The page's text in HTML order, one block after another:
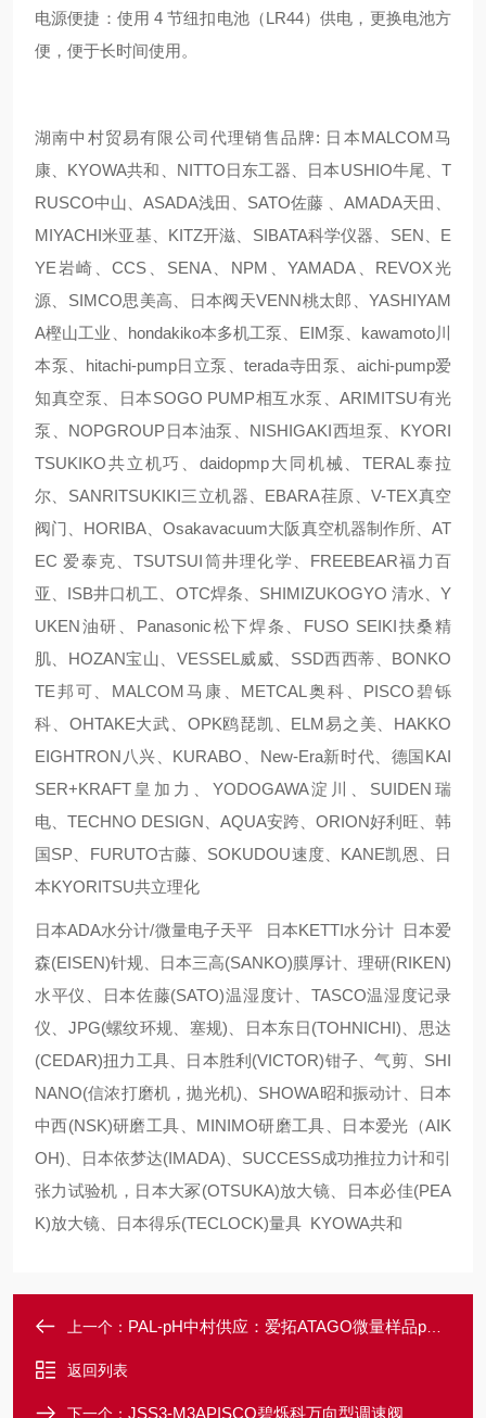
电源便捷：使用 4 节纽扣电池（LR44）供电，更换电池方
便，便于长时间使用。
湖南中村贸易有限公司代理销售品牌: 日本MALCOM马
康、KYOWA共和、NITTO日东工器、日本USHIO牛尾、T
RUSCO中山、ASADA浅田、SATO佐藤 、AMADA天田、
MIYACHI米亚基、KITZ开滋、SIBATA科学仪器、SEN、E
YE岩崎、CCS、SENA、NPM、YAMADA、REVOX光
源、SIMCO思美高、日本阀天VENN桃太郎、YASHIYAM
A樫山工业、hondakiko本多机工泵、EIM泵、kawamoto川
本泵、hitachi-pump日立泵、terada寺田泵、aichi-pump爱
知真空泵、日本SOGO PUMP相互水泵、ARIMITSU有光
泵、NOPGROUP日本油泵、NISHIGAKI西坦泵、KYORI
TSUKIKO共立机巧、daidopmp大同机械、TERAL泰拉
尔、SANRITSUKIKI三立机器、EBARA荏原、V-TEX真空
阀门、HORIBA、Osakavacuum大阪真空机器制作所、AT
EC 爱泰克、TSUTSUI筒井理化学、FREEBEAR福力百
亚、ISB井口机工、OTC焊条、SHIMIZUKOGYO 清水、Y
UKEN油研、Panasonic松下焊条、FUSO SEIKI扶桑精
肌、HOZAN宝山、VESSEL威威、SSD西西蒂、BONKO
TE邦可、MALCOM马康、METCAL奥科、PISCO碧铄
科、OHTAKE大武、OPK鸥琵凯、ELM易之美、HAKKO
EIGHTRON八兴、KURABO、New-Era新时代、德国KAI
SER+KRAFT皇加力、YODOGAWA淀川、SUIDEN瑞
电、TECHNO DESIGN、AQUA安跨、ORION好利旺、韩
国SP、FURUTO古藤、SOKUDOU速度、KANE凯恩、日
本KYORITSU共立理化
日本ADA水分计/微量电子天平 日本KETTI水分计 日本爱
森(EISEN)针规、日本三高(SANKO)膜厚计、理研(RIKEN)
水平仪、日本佐藤(SATO)温湿度计、TASCO温湿度记录
仪、JPG(螺纹环规、塞规)、日本东日(TOHNICHI)、思达
(CEDAR)扭力工具、日本胜利(VICTOR)钳子、气剪、SHI
NANO(信浓打磨机，抛光机)、SHOWA昭和振动计、日本
中西(NSK)研磨工具、MINIMO研磨工具、日本爱光（AIK
OH)、日本依梦达(IMADA)、SUCCESS成功推拉力计和引
张力试验机，日本大冢(OTSUKA)放大镜、日本必佳(PEA
K)放大镜、日本得乐(TECLOCK)量具 KYOWA共和
上一个： PAL-pH中村供应：爱拓ATAGO微量样品pH计
返回列表
下一个： JSS3-M3APISCO碧烁科万向型调速阀